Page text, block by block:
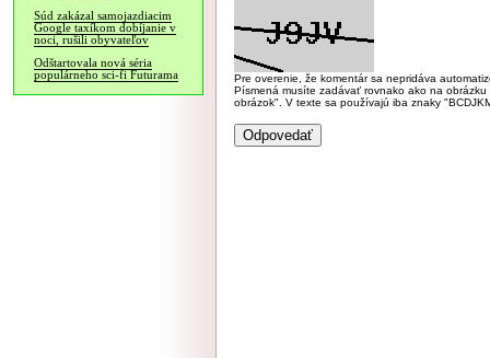
Súd zakázal samojazdiacim
Google taxíkom dobíjanie v
noci, rušili obyvateľov
Odštartovala nová séria
populárneho sci-fi Futurama
Pre overenie, že komentár sa nepridáva
Písmená musíte zadávať rovnako ako na
obrázok". V texte sa používajú iba znaky